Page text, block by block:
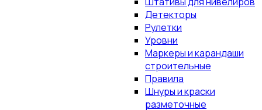
Детекторы
Рулетки
Уровни
Маркеры и карандаши
строительные
Правила
Шнуры и краски
разметочные